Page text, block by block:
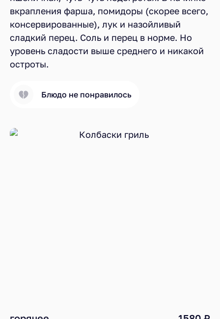
вкрапления фарша, помидоры (скорее всего,
консервированные), лук и назойливый
сладкий перец. Соль и перец в норме. Но
уровень сладости выше среднего и никакой
остроты.
Блюдо не понравилось